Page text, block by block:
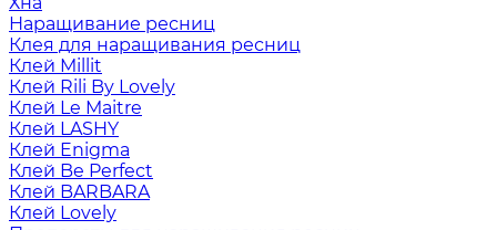
Наращивание ресниц
Клея для наращивания ресниц
Клей Millit
Клей Rili By Lovely
Клей Le Maitre
Клей LASHY
Клей Enigma
Клей Be Perfect
Клей BARBARA
Клей Lovely